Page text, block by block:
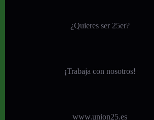
¿Quieres ser 25er?
¡Trabaja con nosotros!
www.union25.es